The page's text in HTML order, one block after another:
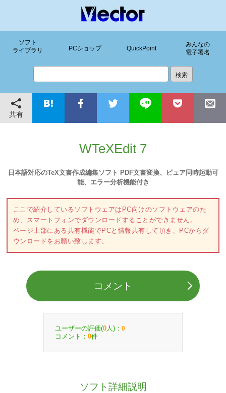
ソフト
ライブラリ
PCショップ QuickPoint
みんなの
電子署名
共有
WTeXEdit 7
日本語対応のTeX文書作成編集ソフト PDF文書変換、ビュア同時起動可
能、エラー分析機能付き
ここで紹介しているソフトウェアはPC向けのソフトウェアのた
め、スマートフォンでダウンロードすることができません。
ページ上部にある共有機能でPCと情報共有して頂き、PCからダ
ウンロードをお願い致します。
コメント
ユーザーの評価(0 人)： 0
コメント： 0件
ソフト詳細説明